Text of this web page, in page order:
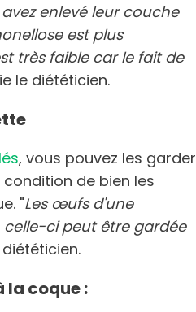
enlevé leur couche
est plus
très faible car le fait de
le diététicien.
, vous pouvez les garder
de bien les
"Les œufs d'une
ci peut être gardée
la coque :